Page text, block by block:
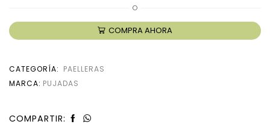
O
COMPRA AHORA
CATEGORÍA: PAELLERAS
MARCA: PUJADAS
COMPARTIR: